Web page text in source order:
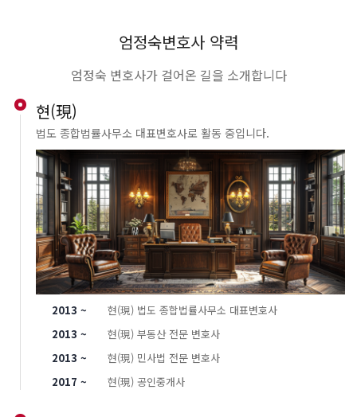
엄정숙변호사 약력
엄정숙 변호사가 걸어온 길을 소개합니다
현(現)
법도 종합법률사무소 대표변호사로 활동 중입니다.
2013 ~
현(現) 법도 종합법률사무소 대표변호사
2013 ~
현(現) 부동산 전문 변호사
2013 ~
현(現) 민사법 전문 변호사
2017 ~
현(現) 공인중개사